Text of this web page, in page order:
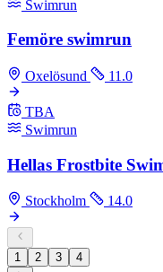
Swimrun
Femöre swimrun
Oxelösund 11.0
TBA
Swimrun
Hellas Frostbite
Stockholm 14.0
1 2 3 4